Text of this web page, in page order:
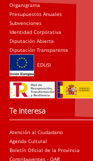
Organigrama
Presupuestos Anuales
Subvenciones
Identidad Corporativa
Diputación Abierta
Diputación Transparente
EDUSI
Te interesa
Atención al Ciudadano
Agenda Cultural
Boletín Oficial de la Provincia
Contribuyentes - OAR